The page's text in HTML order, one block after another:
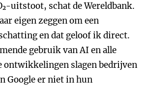
uitstoot, schat de Wereldbank.
eigen zeggen om een
en dat geloof ik direct.
gebruik van AI en alle
ontwikkelingen slagen bedrijven
Google er niet in hun